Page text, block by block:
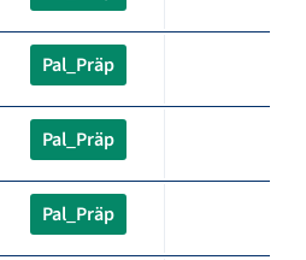
Pal_Präp
Pal_Präp
Pal_Präp